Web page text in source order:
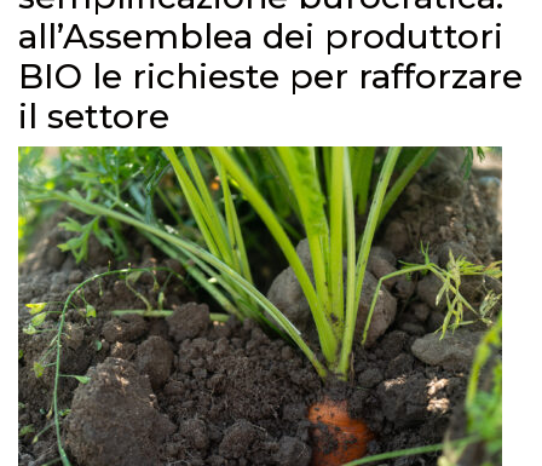
all’Assemblea dei produttori
BIO le richieste per rafforzare
il settore